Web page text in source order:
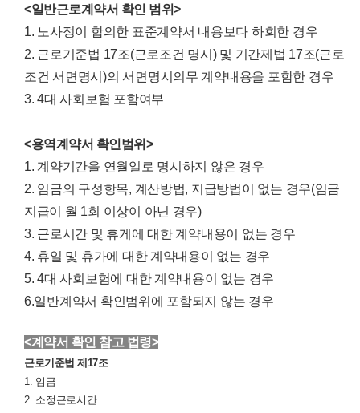
<일반근로계약서 확인 범위>
1. 노사정이 합의한 표준계약서 내용보다 하회한 경우
2. 근로기준법 17조(근로조건 명시) 및 기간제법 17조(근로
조건 서면명시)의 서면명시의무 계약내용을 포함한 경우
3. 4대 사회보험 포함여부
<용역계약서 확인범위>
1. 계약기간을 연월일로 명시하지 않은 경우
2. 임금의 구성항목, 계산방법, 지급방법이 없는 경우(임금
지급이 월 1회 이상이 아닌 경우)
3. 근로시간 및 휴게에 대한 계약내용이 없는 경우
4. 휴일 및 휴가에 대한 계약내용이 없는 경우
5. 4대 사회보험에 대한 계약내용이 없는 경우
6.일반계약서 확인범위에 포함되지 않는 경우
<계약서 확인 참고 법령>
근로기준법 제17조
1. 임금
2. 소정근로시간